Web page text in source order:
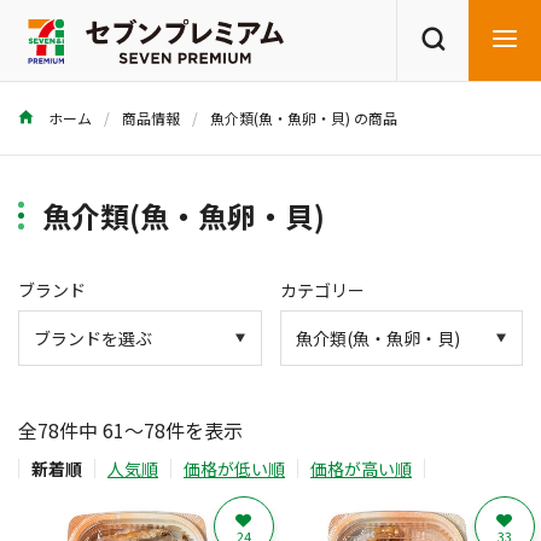
商品を探す
ホーム 商品情報 魚介類(魚・魚卵・貝) の商品
魚介類(魚・魚卵・貝)
ブランド カテゴリー
全78件中 61～78件を表示
新着順 人気順 価格が低い順 価格が高い順
24 33